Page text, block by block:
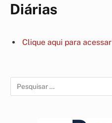
Diárias
Clique aqui para acessar